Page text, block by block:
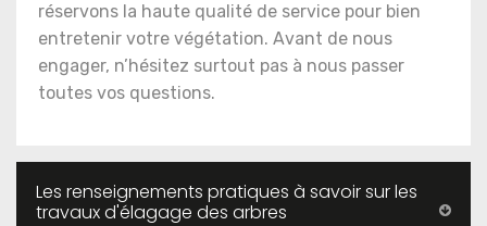
réservons la haute qualité de service pour bien
entretenir votre végétation. Avant de nous
engager, n’hésitez surtout pas à nous passer
toutes vos questions.
Les renseignements pratiques à savoir sur les
travaux d'élagage des arbres